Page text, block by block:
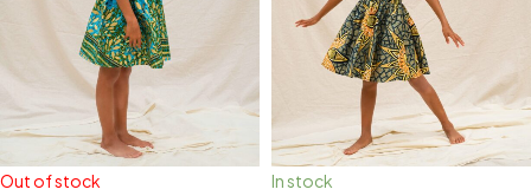
Out of stock
In stock